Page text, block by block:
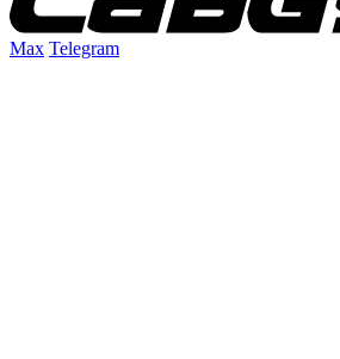
Max Telegram